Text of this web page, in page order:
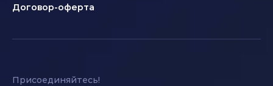
Договор-оферта
Присоединяйтесь!